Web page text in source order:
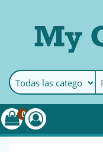
MyGoods ·
0